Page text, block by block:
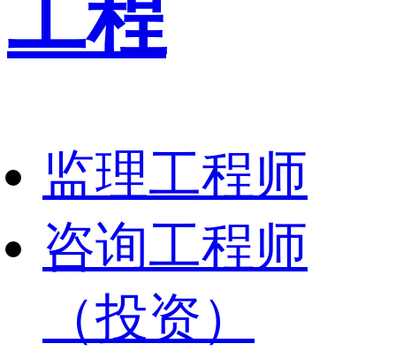
工程
监理工程师
咨询工程师
（投资）